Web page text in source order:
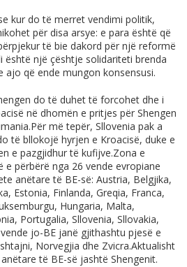
kur do të merret vendimi politik,
për disa arsye: e para është që
të bie dakord për një reformë
është një çështje solidariteti brenda
ajo që ende mungon konsensusi.
do të duhet të forcohet dhe i
në dhomën e pritjes për Shengen
më tepër, Sllovenia pak a
të bllokojë hyrjen e Kroacisë, duke e
e pazgjidhur të kufijve.Zona e
e përbërë nga 26 vende evropiane
anëtare të BE-së: Austria, Belgjika,
Estonia, Finlanda, Greqia, Franca,
Hungaria, Malta,
Portugalia, Sllovenia, Sllovakia,
jo-BE janë gjithashtu pjesë e
Norvegjia dhe Zvicra.Aktualisht
të BE-së jashtë Shengenit.